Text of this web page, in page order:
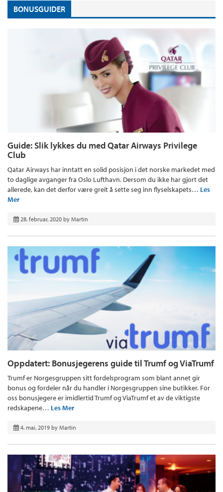
BONUSGUIDER
Guide: Slik lykkes du med Qatar Airways Privilege
Club
Qatar Airways har inntatt en solid posisjon i det norske markedet med
to daglige avganger fra Oslo Lufthavn. Dersom du ikke har gjort det
allerede, kan det derfor være greit å sette seg inn flyselskapets… Les
Mer
28. februar, 2020 by Martin
Oppdatert: Bonusjegerens guide til Trumf og ViaTrumf
Trumf er Norgesgruppen sitt fordelsprogram som blant annet gir
bonus og fordeler når du handler i Norgesgruppen sine butikker. For
oss bonusjegere er imidlertid Trumf og ViaTrumf et av de viktigste
redskapene… Les Mer
4. mai, 2019 by Martin